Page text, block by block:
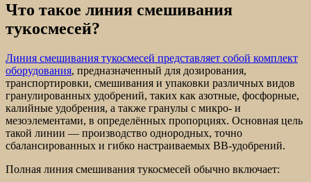
Что такое линия смешивания
тукосмесей?
Линия смешивания тукосмесей представляет собой комплект
оборудования, предназначенный для дозирования,
транспортировки, смешивания и упаковки различных видов
гранулированных удобрений, таких как азотные, фосфорные,
калийные удобрения, а также гранулы с микро- и
мезоэлементами, в определённых пропорциях. Основная цель
такой линии — производство однородных, точно
сбалансированных и гибко настраиваемых BB-удобрений.
Полная линия смешивания тукосмесей обычно включает: